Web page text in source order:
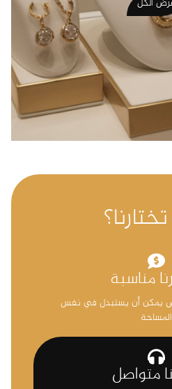
مناسبة
يمكن أن يستبدل في نفس
المساحة
متواصل